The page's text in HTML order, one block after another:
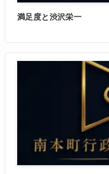
満足度と渋沢栄一